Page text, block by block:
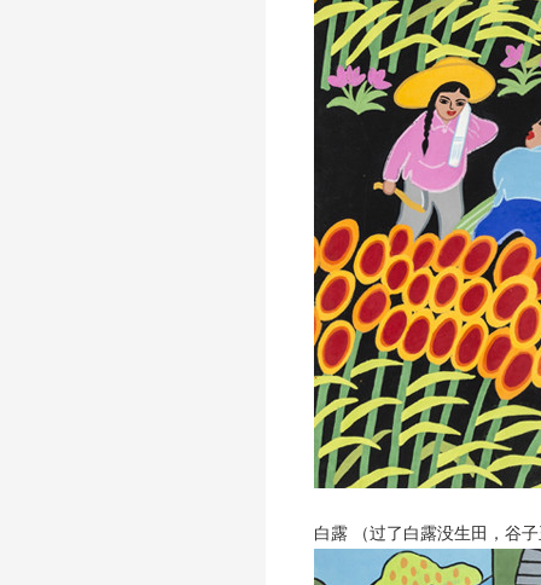
白露 （过了白露没生田，谷